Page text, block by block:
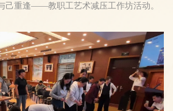
己重逢——教职工艺术减压工作坊活动。
与，现场氛围温馨而充满治愈力。活动
自己”为主题，陈明昕老师凭借深厚的心
艺术治疗经验，通过个体、团队绘画涂